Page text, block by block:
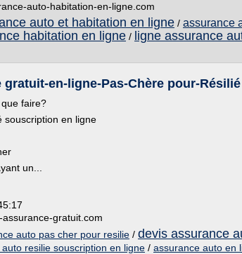
auto-habitation-en-ligne.com
auto et habitation en ligne / assurance
habitation en ligne / ligne assurance
gratuit-en-ligne-Pas-Chère pour-Résilié
faire?
souscription en ligne
un...
assurance-gratuit.com
auto pas cher pour resilie / devis assurance
resilie souscription en ligne / assurance auto en